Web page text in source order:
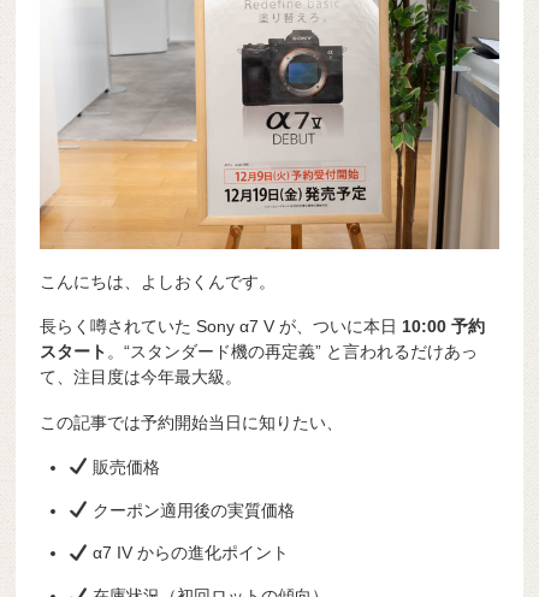
er
こんにちは、よしおくんです。
長らく噂されていた Sony α7 V が、ついに本日10:00 予約
スタート。“スタンダード機の再定義” と言われるだけあっ
て、注目度は今年最大級。
この記事では予約開始当日に知りたい、
販売価格
クーポン適用後の実質価格
α7 IV からの進化ポイント